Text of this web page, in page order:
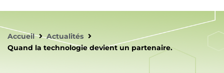
Accueil
Actualités
Quand la technologie devient un partenaire.